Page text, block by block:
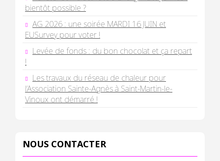
bientôt possible ?
AG 2026 : une soirée MARDI 16 JUIN et
EUSurvey pour voter !
Levée de fonds : du bon chocolat et ça repart
!
Les travaux du réseau de chaleur pour
l’Association Sainte-Agnès à Saint-Martin-le-
Vinoux ont démarré !
NOUS CONTACTER